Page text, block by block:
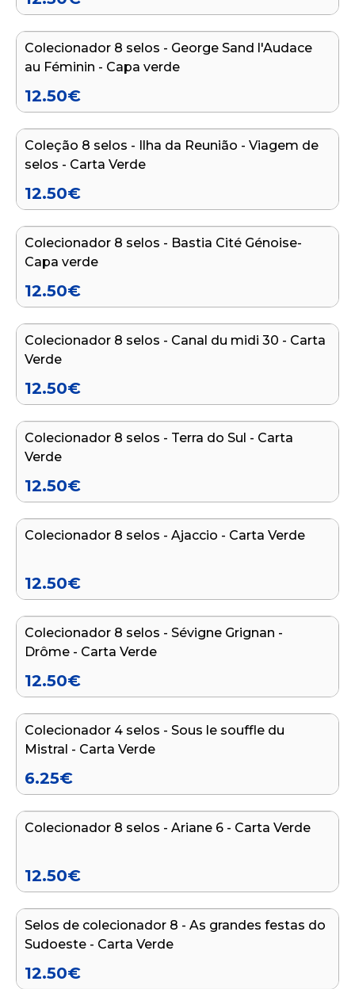
NOVO
Colecionador 8 selos - George Sand l'Audace
au Féminin - Capa verde
12.50€
NOVO
Coleção 8 selos - Ilha da Reunião - Viagem de
selos - Carta Verde
12.50€
NOVO
Colecionador 8 selos - Bastia Cité Génoise-
Capa verde
12.50€
Colecionador 8 selos - Canal du midi 30 - Carta
Verde
12.50€
Colecionador 8 selos - Terra do Sul - Carta
Verde
12.50€
Colecionador 8 selos - Ajaccio - Carta Verde
12.50€
Colecionador 8 selos - Sévigne Grignan -
Drôme - Carta Verde
12.50€
Colecionador 4 selos - Sous le souffle du
Mistral - Carta Verde
6.25€
Colecionador 8 selos - Ariane 6 - Carta Verde
12.50€
Selos de colecionador 8 - As grandes festas do
Sudoeste - Carta Verde
12.50€